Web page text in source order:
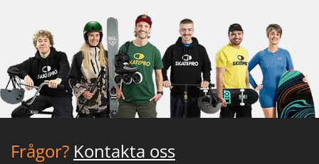
Frågor? Kontakta oss